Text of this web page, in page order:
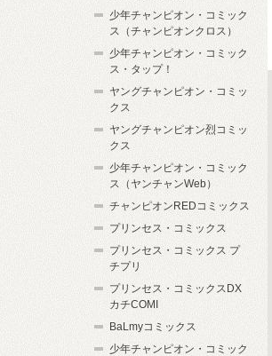
少年チャンピオン・コミック
ス（チャンピオンクロス）
少年チャンピオン・コミック
ス・タップ！
ヤングチャンピオン・コミッ
クス
ヤングチャンピオン烈コミッ
クス
少年チャンピオン・コミック
ス（ヤンチャンWeb）
チャンピオンREDコミックス
プリンセス・コミックス
プリンセス・コミックス プ
チプリ
プリンセス・コミックスDX
カチCOMI
BaLmyコミックス
少年チャンピオン・コミック